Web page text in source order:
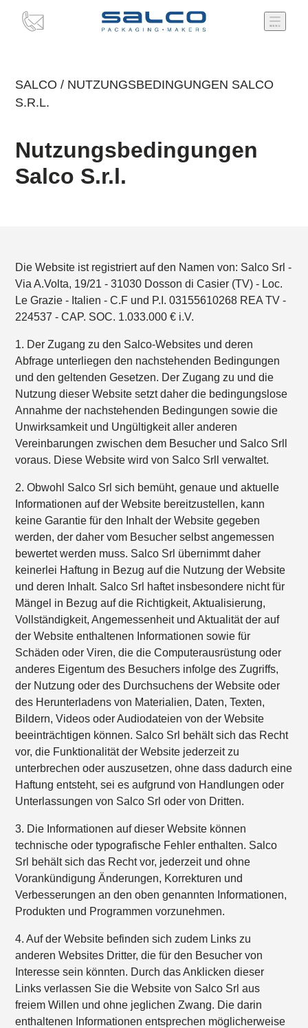
SALCO / NUTZUNGSBEDINGUNGEN SALCO
S.R.L.
Nutzungsbedingungen
Salco S.r.l.
Die Website ist registriert auf den Namen von: Salco Srl -
Via A.Volta, 19/21 - 31030 Dosson di Casier (TV) - Loc.
Le Grazie - Italien - C.F und P.I. 03155610268 REA TV -
224537 - CAP. SOC. 1.033.000 € i.V.
1. Der Zugang zu den Salco-Websites und deren
Abfrage unterliegen den nachstehenden Bedingungen
und den geltenden Gesetzen. Der Zugang zu und die
Nutzung dieser Website setzt daher die bedingungslose
Annahme der nachstehenden Bedingungen sowie die
Unwirksamkeit und Ungültigkeit aller anderen
Vereinbarungen zwischen dem Besucher und Salco Srll
voraus. Diese Website wird von Salco Srll verwaltet.
2. Obwohl Salco Srl sich bemüht, genaue und aktuelle
Informationen auf der Website bereitzustellen, kann
keine Garantie für den Inhalt der Website gegeben
werden, der daher vom Besucher selbst angemessen
bewertet werden muss. Salco Srl übernimmt daher
keinerlei Haftung in Bezug auf die Nutzung der Website
und deren Inhalt. Salco Srl haftet insbesondere nicht für
Mängel in Bezug auf die Richtigkeit, Aktualisierung,
Vollständigkeit, Angemessenheit und Aktualität der auf
der Website enthaltenen Informationen sowie für
Schäden oder Viren, die die Computerausrüstung oder
anderes Eigentum des Besuchers infolge des Zugriffs,
der Nutzung oder des Durchsuchens der Website oder
des Herunterladens von Materialien, Daten, Texten,
Bildern, Videos oder Audiodateien von der Website
beeinträchtigen können. Salco Srl behält sich das Recht
vor, die Funktionalität der Website jederzeit zu
unterbrechen oder auszusetzen, ohne dass dadurch eine
Haftung entsteht, sei es aufgrund von Handlungen oder
Unterlassungen von Salco Srl oder von Dritten.
3. Die Informationen auf dieser Website können
technische oder typografische Fehler enthalten. Salco
Srl behält sich das Recht vor, jederzeit und ohne
Vorankündigung Änderungen, Korrekturen und
Verbesserungen an den oben genannten Informationen,
Produkten und Programmen vorzunehmen.
4. Auf der Website befinden sich zudem Links zu
anderen Websites Dritter, die für den Besucher von
Interesse sein könnten. Durch das Anklicken dieser
Links verlassen Sie die Website von Salco Srl aus
freiem Willen und ohne jeglichen Zwang. Die darin
enthaltenen Informationen entsprechen möglicherweise